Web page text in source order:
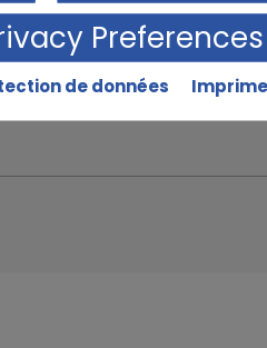
Preferences
de données